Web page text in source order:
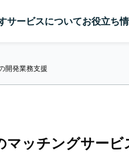
サービスについてお役立ち
開発業務支援
マッチングサー